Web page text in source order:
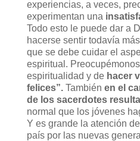
experiencias, a veces,
experimentan una
Todo esto le puede dar a
hacerse sentir todavía
que se debe cuidar el
espiritual.
espiritualidad y de hacer
felices”.También en el
de los sacerdotes
normal que los jóvenes
Y es grande la atención
país por las nuevas